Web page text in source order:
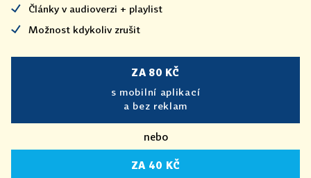
Články v audioverzi + playlist
Možnost kdykoliv zrušit
ZA 80 KČ
s mobilní aplikací
a bez reklam
nebo
ZA 40 KČ